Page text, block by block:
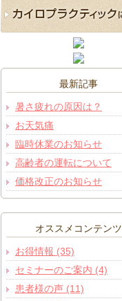
最新記事
暑さ疲れの原因は？
お天気痛
臨時休業のお知らせ
高齢者の運転について
価格改正のお知らせ
オススメコンテンツ
お得情報 (35)
セミナーのご案内 (4)
患者様の声 (11)